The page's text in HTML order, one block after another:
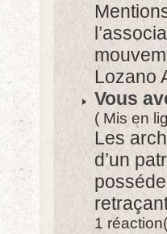
Lozano
Vous
( Mis en
Les
d’un
1